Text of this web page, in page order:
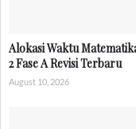
Alokasi Waktu
2 Fase A Revisi Terbaru
August 10, 2026